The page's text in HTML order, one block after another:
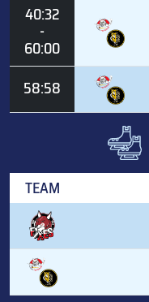
40:32
-
60:00
58:58
TEAM